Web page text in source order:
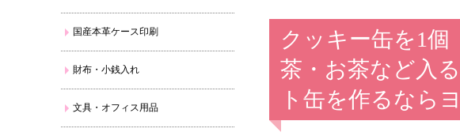
国産本革ケース印刷
財布・小銭入れ
文具・オフィス用品
クッキー缶を1個
茶・お茶など入
ト缶を作るなら